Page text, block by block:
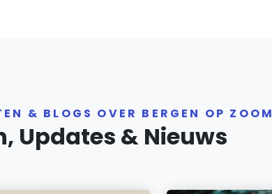
& BLOGS OVER BERGEN OP ZOOM
Updates & Nieuws